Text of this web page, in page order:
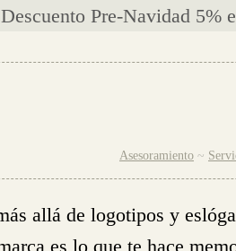
Pre-Navidad 5%
Asesoramiento ~
allá de logotipos y
es lo que te hace